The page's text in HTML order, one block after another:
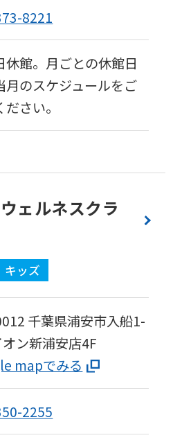
8221
休館。月ごとの休館日
月のスケジュールをご
さい。
ェルネスクラ
キッズ
千葉県浦安市入船1-
オン新浦安店4F
mapでみる
2255
below
automatic
translation)
to
page.
if
you
use
an
automatic
translation
service,
the
Japanese